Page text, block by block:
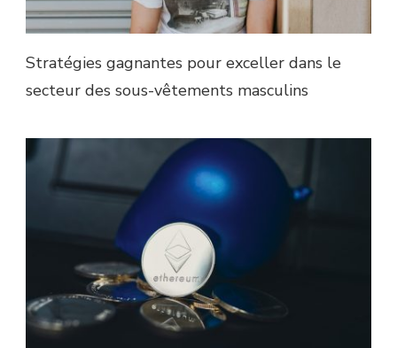
Stratégies gagnantes pour exceller dans le
secteur des sous-vêtements masculins